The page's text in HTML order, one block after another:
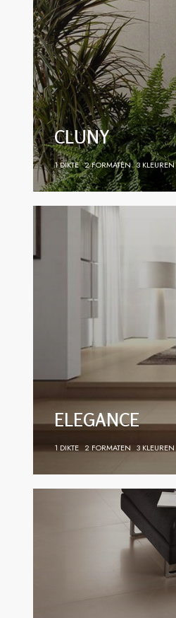
CLUNY
1 DIKTE 2 FORMATEN 3 KLEUREN
ELEGANCE
1 DIKTE 2 FORMATEN 3 KLEUREN